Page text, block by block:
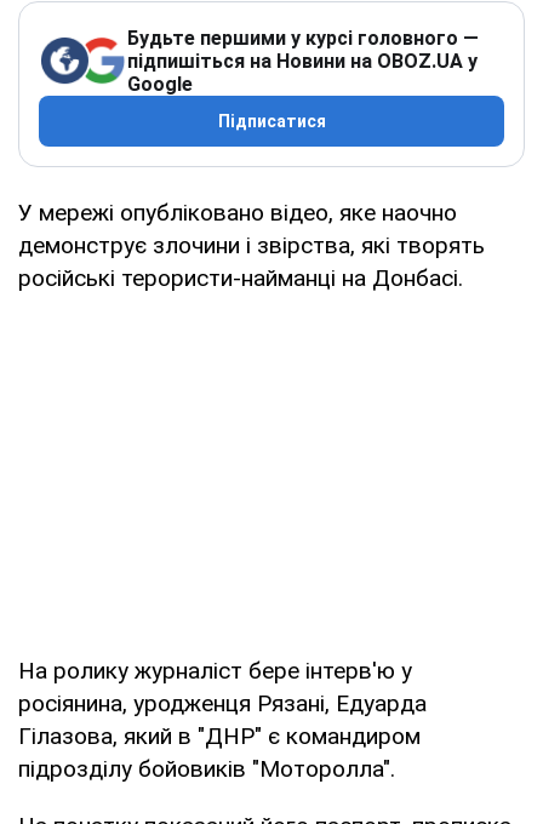
Будьте першими у курсі головного —
підпишіться на Новини на OBOZ.UA у
Google
Підписатися
У мережі опубліковано відео, яке наочно
демонструє злочини і звірства, які творять
російські терористи-найманці на Донбасі.
На ролику журналіст бере інтерв'ю у
росіянина, уродженця Рязані, Едуарда
Гілазова, який в "ДНР" є командиром
підрозділу бойовиків "Моторолла".